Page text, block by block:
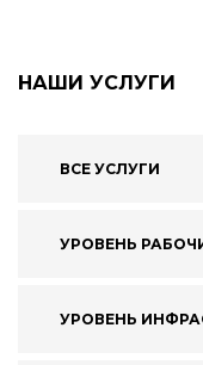
НАШИ УСЛУГИ
ВСЕ УСЛУГИ
УРОВЕНЬ
УРОВЕНЬ